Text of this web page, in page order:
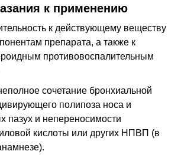
к применению
к действующему веществу
препарата, а также к
противовоспалительным
сочетание бронхиальной
полипоза носа и
пазух и непереносимости
кислоты или других НПВП (в